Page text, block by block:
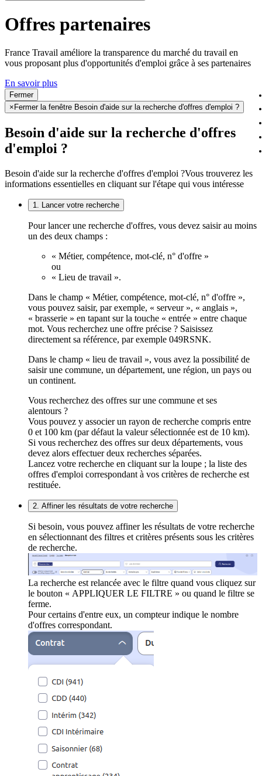
Offres partenaires
France Travail améliore la transparence du marché du travail en
vous proposant plus d'opportunités d'emploi grâce à ses partenaires
En savoir plus
Fermer
× Fermer la fenêtre Besoin d'aide sur la recherche d'offres d'emploi ?
Besoin d'aide sur la recherche d'offres
d'emploi ?
Besoin d'aide sur la recherche d'offres d'emploi ?Vous trouverez les
informations essentielles en cliquant sur l'étape qui vous intéresse
1. Lancer votre recherche
Pour lancer une recherche d'offres, vous devez saisir au moins
un des deux champs :
« Métier, compétence, mot-clé, n° d'offre »
ou
« Lieu de travail ».
Dans le champ « Métier, compétence, mot-clé, n° d'offre »,
vous pouvez saisir, par exemple, « serveur », « anglais »,
« brasserie » en tapant sur la touche « entrée » entre chaque
mot. Vous recherchez une offre précise ? Saisissez
directement sa référence, par exemple 049RSNK.
Dans le champ « lieu de travail », vous avez la possibilité de
saisir une commune, un département, une région, un pays ou
un continent.
Vous recherchez des offres sur une commune et ses
alentours ?
Vous pouvez y associer un rayon de recherche compris entre
0 et 100 km (par défaut la valeur sélectionnée est de 10 km).
Si vous recherchez des offres sur deux départements, vous
devez alors effectuer deux recherches séparées.
Lancez votre recherche en cliquant sur la loupe ; la liste des
offres d'emploi correspondant à vos critères de recherche est
restituée.
2. Affiner les résultats de votre recherche
Si besoin, vous pouvez affiner les résultats de votre recherche
en sélectionnant des filtres et critères présents sous les critères
de recherche.
La recherche est relancée avec le filtre quand vous cliquez sur
le bouton « APPLIQUER LE FILTRE » ou quand le filtre se
ferme.
Pour certains d'entre eux, un compteur indique le nombre
d'offres correspondant.